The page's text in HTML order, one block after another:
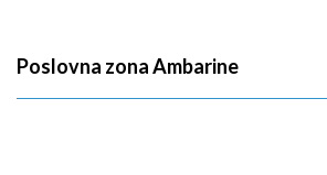
Poslovna zona Ambarine